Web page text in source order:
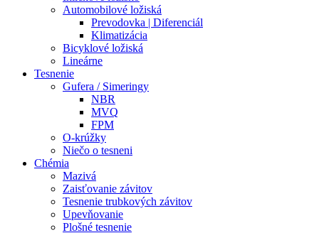
Automobilové ložiská
Prevodovka | Diferenciál
Klimatizácia
Bicyklové ložiská
Lineárne
Tesnenie
Gufera / Simeringy
NBR
MVQ
FPM
O-krúžky
Niečo o tesneni
Chémia
Mazivá
Zaisťovanie závitov
Tesnenie trubkových závitov
Upevňovanie
Plošné tesnenie